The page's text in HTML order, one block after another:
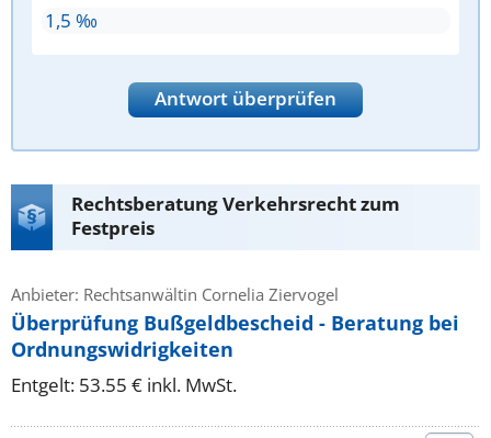
1,5 ‰
Antwort überprüfen
Rechtsberatung Verkehrsrecht zum
Festpreis
Anbieter: Rechtsanwältin Cornelia Ziervogel
Überprüfung Bußgeldbescheid - Beratung bei
Ordnungswidrigkeiten
Entgelt: 53.55 € inkl. MwSt.